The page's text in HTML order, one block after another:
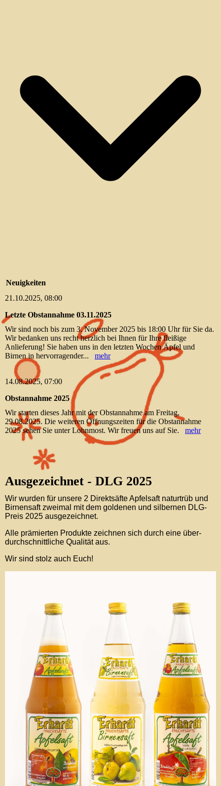
Neuigkeiten
21.10.2025, 08:00
Letzte Obstannahme 03.11.2025
Wir sind noch bis zum 3. November 2025 bis 18:00 Uhr für Sie da.
Wir bedanken uns recht herzlich bei Ihnen für Ihre fleißige
Anlieferung! Sie haben uns in den letzten Wochen Äpfel und
Birnen in hervorragender... mehr
14.08.2025, 07:00
Obstannahme 2025
Wir starten dieses Jahr mit der Obstannahme am Freitag,
29.08.2025. Die weiteren Öffnungszeiten für die Obstannahme
2025 sehen Sie unter Lohnmost. Wir freuen uns auf Sie. mehr
Ausgezeichnet - DLG 2025
Wir wurden für unsere 2 Direktsäfte Apfelsaft naturtrüb und
Birnensaft zweimal mit dem goldenen und silbernen DLG-
Preis 2025 ausgezeichnet.
Alle prämierten Produkte zeichnen sich durch eine über-
durchschnittliche Qualität aus.
Wir sind stolz auch Euch!